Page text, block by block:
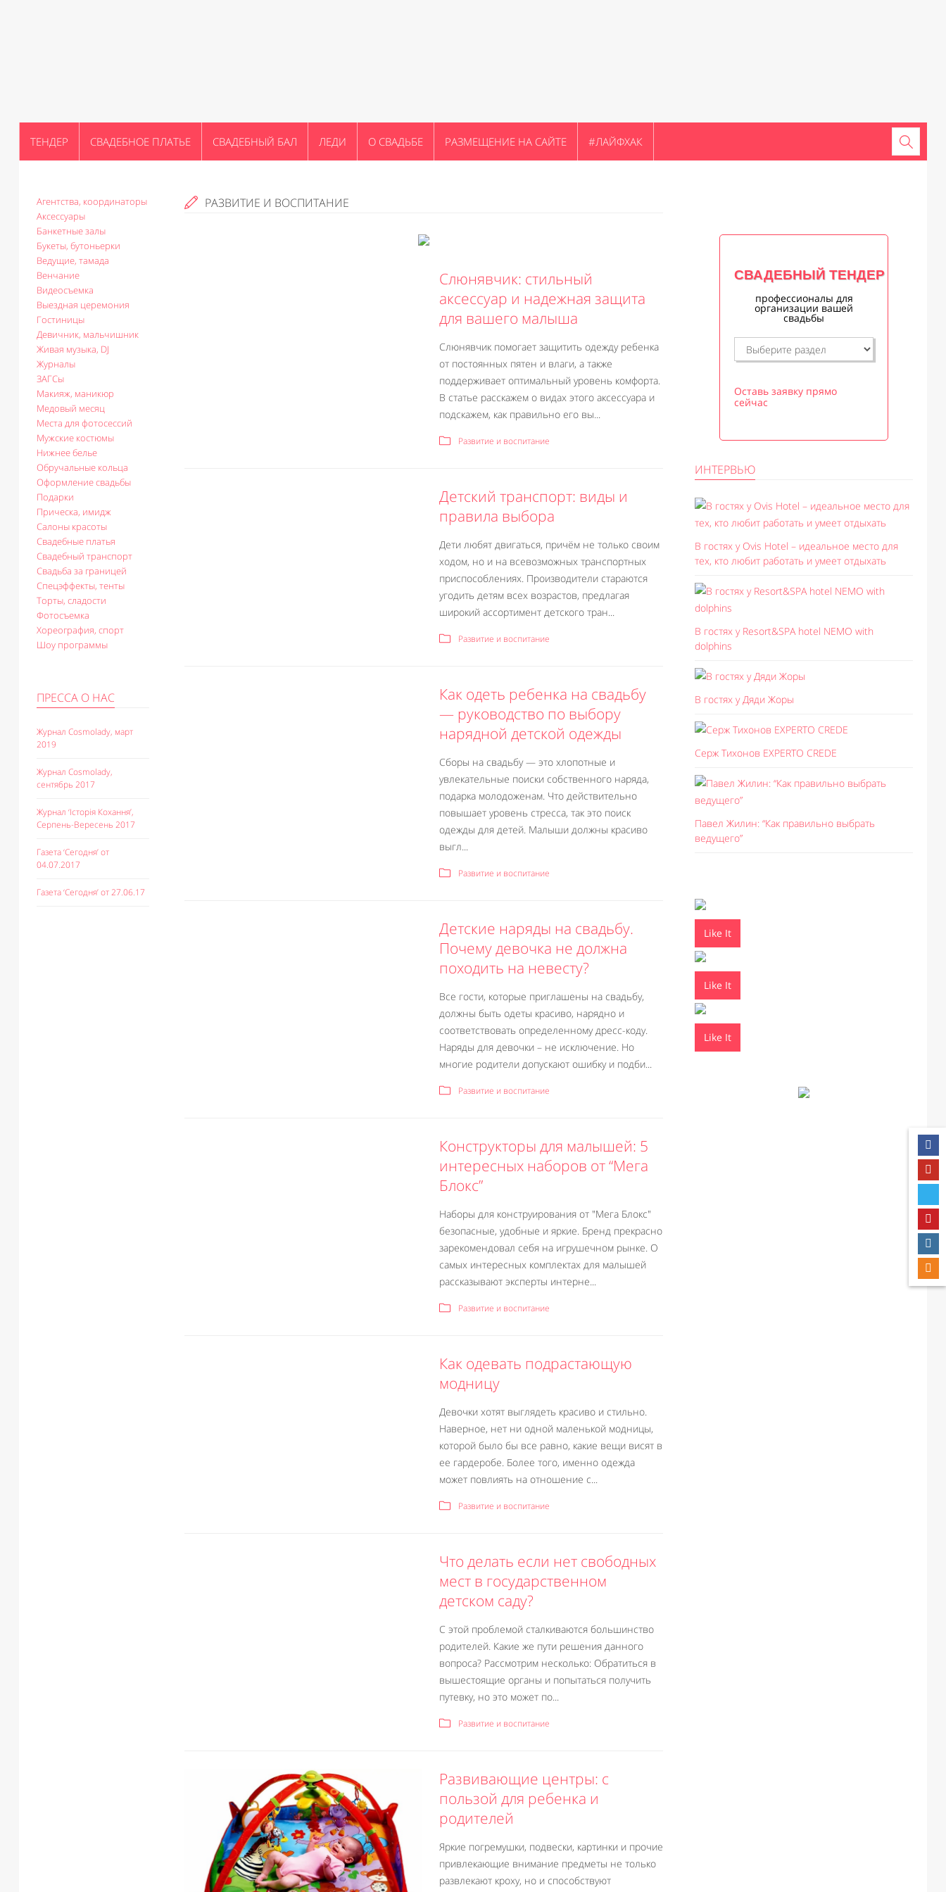
ТЕНДЕР СВАДЕБНОЕ ПЛАТЬЕ СВАДЕБНЫЙ БАЛ ЛЕДИ О СВАДЬБЕ РАЗМЕЩЕНИЕ НА САЙТЕ #ЛАЙФХАК
Агентства, координаторы
Аксессуары
Банкетные залы
Букеты, бутоньерки
Ведущие, тамада
Венчание
Видеосъемка
Выездная церемония
Гостиницы
Девичник, мальчишник
Живая музыка, DJ
Журналы
ЗАГСы
Макияж, маникюр
Медовый месяц
Места для фотосессий
Мужские костюмы
Нижнее белье
Обручальные кольца
Оформление свадьбы
Подарки
Прическа, имидж
Салоны красоты
Свадебные платья
Свадебный транспорт
Свадьба за границей
Спецэффекты, тенты
Торты, сладости
Фотосъемка
Хореография, спорт
Шоу программы
ПРЕССА О НАС
Журнал Cosmolady, март
2019
Журнал Cosmolady,
сентябрь 2017
Журнал ‘Історія Кохання’,
Серпень-Вересень 2017
Газета ‘Сегодня’ от
04.07.2017
Газета ‘Сегодня’ от 27.06.17
РАЗВИТИЕ И ВОСПИТАНИЕ
Слюнявчик: стильный
аксессуар и надежная защита
для вашего малыша
Слюнявчик помогает защитить одежду ребенка
от постоянных пятен и влаги, а также
поддерживает оптимальный уровень комфорта.
В статье расскажем о видах этого аксессуара и
подскажем, как правильно его вы...
Развитие и воспитание
Детский транспорт: виды и
правила выбора
Дети любят двигаться, причём не только своим
ходом, но и на всевозможных транспортных
приспособлениях. Производители стараются
угодить детям всех возрастов, предлагая
широкий ассортимент детского тран...
Развитие и воспитание
Как одеть ребенка на свадьбу
— руководство по выбору
нарядной детской одежды
Сборы на свадьбу — это хлопотные и
увлекательные поиски собственного наряда,
подарка молодоженам. Что действительно
повышает уровень стресса, так это поиск
одежды для детей. Малыши должны красиво
выгл...
Развитие и воспитание
Детские наряды на свадьбу.
Почему девочка не должна
походить на невесту?
Все гости, которые приглашены на свадьбу,
должны быть одеты красиво, нарядно и
соответствовать определенному дресс-коду.
Наряды для девочки – не исключение. Но
многие родители допускают ошибку и подби...
Развитие и воспитание
Конструкторы для малышей: 5
интересных наборов от “Мега
Блокс”
Наборы для конструирования от "Мега Блокс"
безопасные, удобные и яркие. Бренд прекрасно
зарекомендовал себя на игрушечном рынке. О
самых интересных комплектах для малышей
рассказывают эксперты интерне...
Развитие и воспитание
Как одевать подрастающую
модницу
Девочки хотят выглядеть красиво и стильно.
Наверное, нет ни одной маленькой модницы,
которой было бы все равно, какие вещи висят в
ее гардеробе. Более того, именно одежда
может повлиять на отношение с...
Развитие и воспитание
Что делать если нет свободных
мест в государственном
детском саду?
С этой проблемой сталкиваются большинство
родителей. Какие же пути решения данного
вопроса? Рассмотрим несколько: Обратиться в
вышестоящие органы и попытаться получить
путевку, но это может по...
Развитие и воспитание
Развивающие центры: с
пользой для ребенка и
родителей
Яркие погремушки, подвески, картинки и прочие
привлекающие внимание предметы не только
развлекают кроху, но и способствуют
СВАДЕБНЫЙ ТЕНДЕР
профессионалы для
организации вашей
свадьбы
Оставь заявку прямо
сейчас
ИНТЕРВЬЮ
В гостях у Ovis Hotel – идеальное место для
тех, кто любит работать и умеет отдыхать
В гостях у Resort&SPA hotel NEMO with
dolphins
В гостях у Дяди Жоры
Серж Тихонов EXPERTO CREDE
Павел Жилин: “Как правильно выбрать
ведущего”
Like It
Like It
Like It